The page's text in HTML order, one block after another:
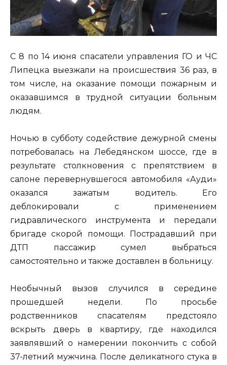
С 8 по 14 июня спасатели управления ГО и ЧС
Липецка выезжали на происшествия 36 раз, в
том числе, на оказание помощи пожарным и
оказавшимся в трудной ситуации больным
людям.
Ночью в субботу содействие дежурной смены
потребовалась на Лебедянском шоссе, где в
результате столкновения с препятствием в
салоне перевернувшегося автомобиля «Ауди»
оказался зажатым водитель. Его
деблокировали с применением
гидравлического инструмента и передали
бригаде скорой помощи. Пострадавший при
ДТП пассажир сумел выбраться
самостоятельно и также доставлен в больницу.
Необычный вызов случился в середине
прошедшей недели. По просьбе
родственников спасателям предстояло
вскрыть дверь в квартиру, где находился
заявлявший о намерении покончить с собой
37-летний мужчина. После деликатного стука в